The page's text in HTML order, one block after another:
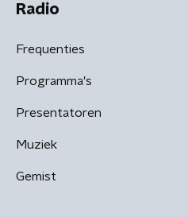
Radio
Frequenties
Programma's
Presentatoren
Muziek
Gemist